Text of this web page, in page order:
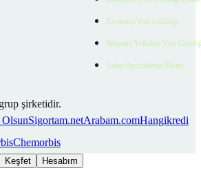
Ziyaretçi Veri Gizliliği
Müşteri Yetkilisi Veri
Aday Aydınlatma Metni
grup şirketidir.
Sigortam.netArabam.comHangikredi
Chemorbis
Keşfet Hesabım